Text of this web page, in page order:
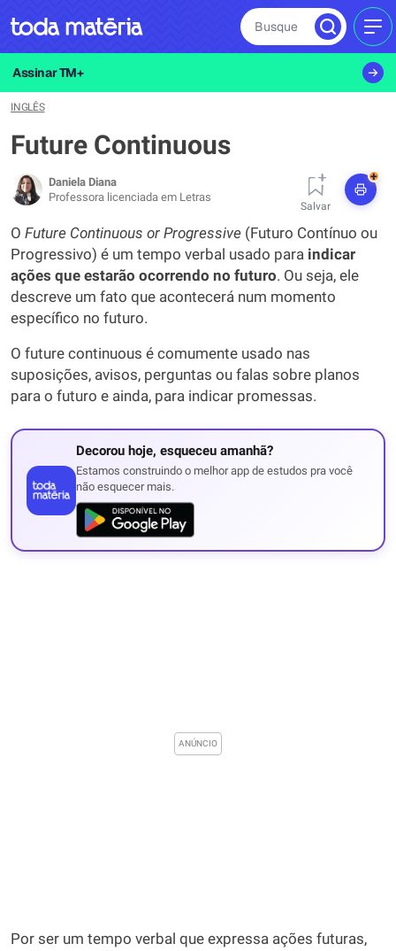
Busque
Assinar TM+
INGLÊS
Future Continuous
Daniela Diana
Professora licenciada em Letras
Salvar
+
O Future Continuous or Progressive (Futuro Contínuo ou
Progressivo) é um tempo verbal usado para indicar
ações que estarão ocorrendo no futuro. Ou seja, ele
descreve um fato que acontecerá num momento
específico no futuro.
O future continuous é comumente usado nas
suposições, avisos, perguntas ou falas sobre planos
para o futuro e ainda, para indicar promessas.
Decorou hoje, esqueceu amanhã?
Estamos construindo o melhor app de estudos pra você
não esquecer mais.
Por ser um tempo verbal que expressa ações futuras,